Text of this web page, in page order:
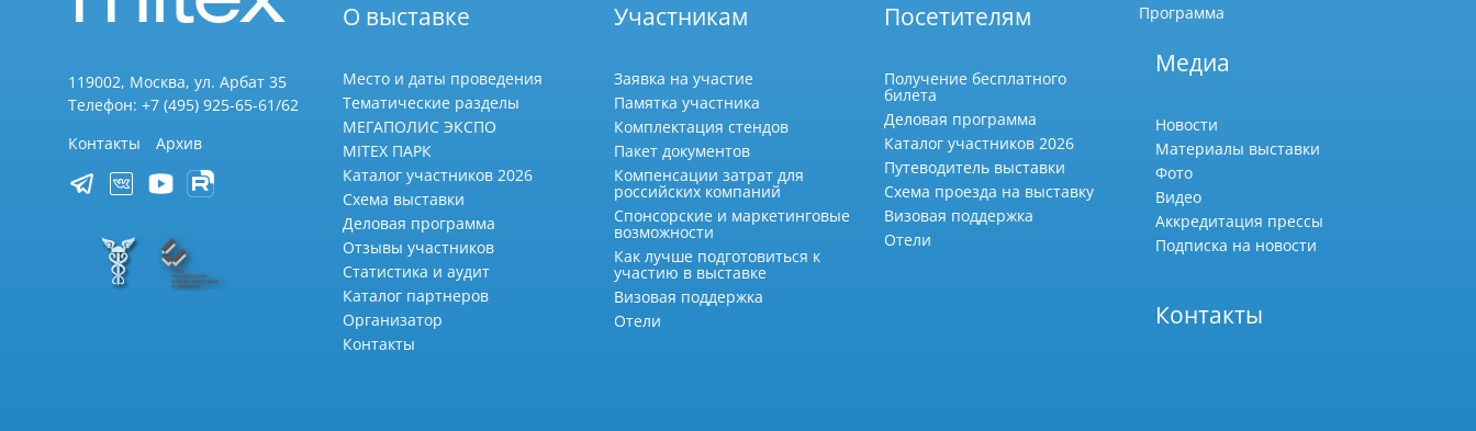
119002, Москва, ул. Арбат 35
Телефон: +7 (495) 925-65-61/62
Контакты
Архив
О выставке
Место и даты проведения
Тематические разделы
МЕГАПОЛИС ЭКСПО
MITEX ПАРК
Каталог участников 2026
Схема выставки
Деловая программа
Отзывы участников
Статистика и аудит
Каталог партнеров
Организатор
Контакты
Участникам
Заявка на участие
Памятка участника
Комплектация стендов
Пакет документов
Компенсации затрат для
российских компаний
Спонсорские и маркетинговые
возможности
Как лучше подготовиться к
участию в выставке
Визовая поддержка
Отели
Посетителям
Получение бесплатного
билета
Деловая программа
Каталог участников 2026
Путеводитель выставки
Схема проезда на выставку
Визовая поддержка
Отели
Программа
Медиа
Новости
Материалы выставки
Фото
Видео
Аккредитация прессы
Подписка на новости
Контакты